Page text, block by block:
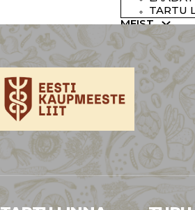
TARTU
MEIST
TURU
GALERII